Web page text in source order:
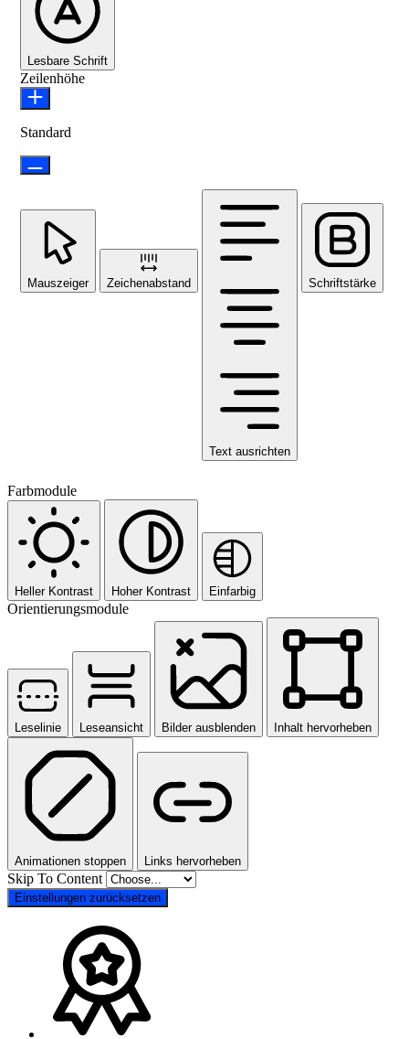
Lesbare Schrift
Zeilenhöhe
Standard
Mauszeiger Zeichenabstand
Text ausrichten
Schriftstärke
Farbmodule
Heller Kontrast Hoher Kontrast Einfarbig
Orientierungsmodule
Leselinie Leseansicht Bilder ausblenden Inhalt hervorheben
Animationen stoppen Links hervorheben
Skip To Content
Einstellungen zurücksetzen